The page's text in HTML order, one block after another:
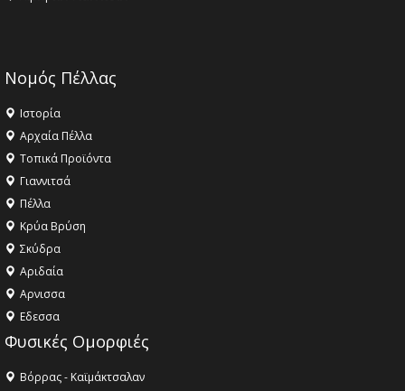
Νομός Πέλλας
Ιστορία
Αρχαία Πέλλα
Τοπικά Προϊόντα
Γιαννιτσά
Πέλλα
Κρύα Βρύση
Σκύδρα
Αριδαία
Aρνισσα
Eδεσσα
Φυσικές Ομορφιές
Βόρρας - Καϊμάκτσαλαν